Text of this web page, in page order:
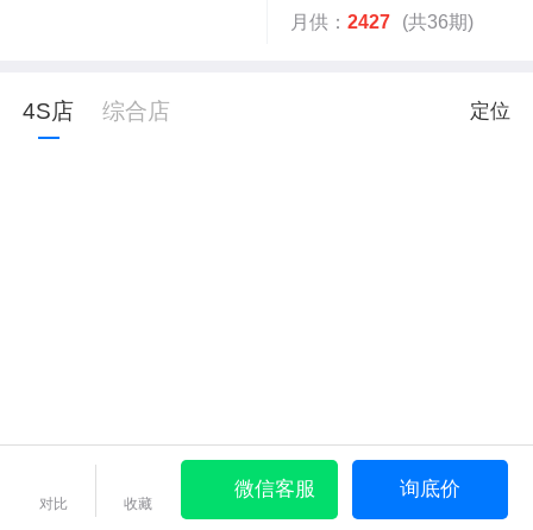
月供： 2427 (共36期)
4S店 综合店 定位
对比 收藏
微信客服 询底价